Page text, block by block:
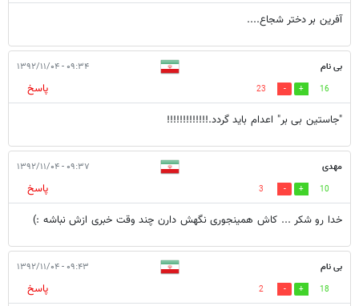
آفرین بر دختر شجاع....
بی نام ۰۹:۳۴ - ۱۳۹۲/۱۱/۰۴
16
23
پاسخ
"جاستین بی بر" اعدام باید گردد.!!!!!!!!!!!!!
مهدی ۰۹:۳۷ - ۱۳۹۲/۱۱/۰۴
10
3
پاسخ
خدا رو شکر ... کاش همینجوری نگهش دارن چند وقت خبری ازش نباشه :)
بی نام ۰۹:۴۳ - ۱۳۹۲/۱۱/۰۴
18
2
پاسخ